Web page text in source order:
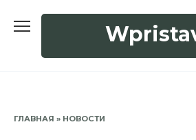
ГЛАВНАЯ » НОВОСТИ